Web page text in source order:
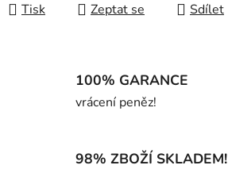
Tisk Zeptat se Sdílet
100% GARANCE
vrácení peněz!
98% ZBOŽÍ SKLADEM!